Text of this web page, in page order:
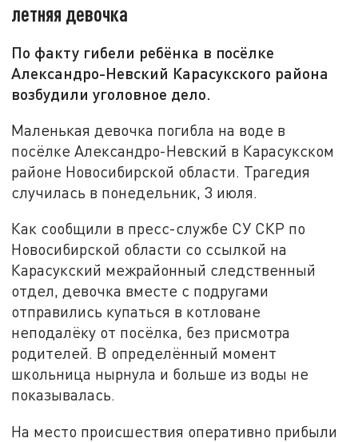
летняя девочка
По факту гибели ребёнка в посёлке
Александро-Невский Карасукского района
возбудили уголовное дело.
Маленькая девочка погибла на воде в
посёлке Александро-Невский в Карасукском
районе Новосибирской области. Трагедия
случилась в понедельник, 3 июля.
Как сообщили в пресс-службе СУ СКР по
Новосибирской области со ссылкой на
Карасукский межрайонный следственный
отдел, девочка вместе с подругами
отправились купаться в котловане
неподалёку от посёлка, без присмотра
родителей. В определённый момент
школьница нырнула и больше из воды не
показывалась.
На место происшествия оперативно прибыли